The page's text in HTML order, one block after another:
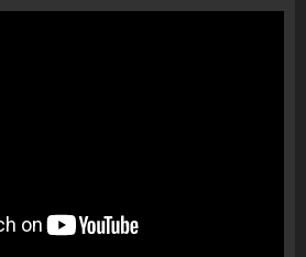
ndoqi vrenda pallatit dhe e
vrau: Çfarë thonë fqinjët